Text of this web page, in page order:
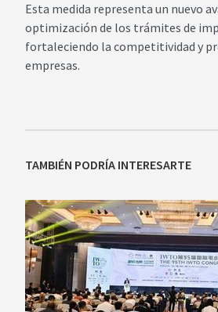
Esta medida representa un nuevo
optimización de los trámites de
fortaleciendo la competitividad y
empresas.
TAMBIÉN PODRÍA INTERESARTE